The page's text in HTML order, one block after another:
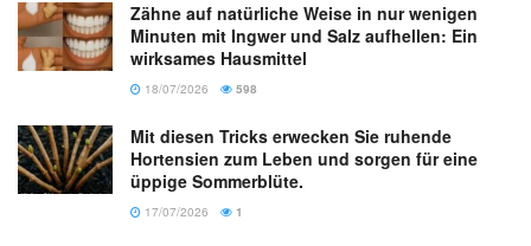
Zähne auf natürliche Weise in nur wenigen
Minuten mit Ingwer und Salz aufhellen: Ein
wirksames Hausmittel
18/07/2026 598
Mit diesen Tricks erwecken Sie ruhende
Hortensien zum Leben und sorgen für eine
üppige Sommerblüte.
17/07/2026 1